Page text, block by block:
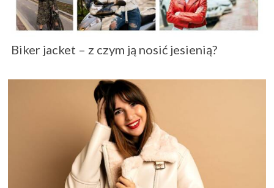
Biker jacket – z czym ją nosić jesienią?